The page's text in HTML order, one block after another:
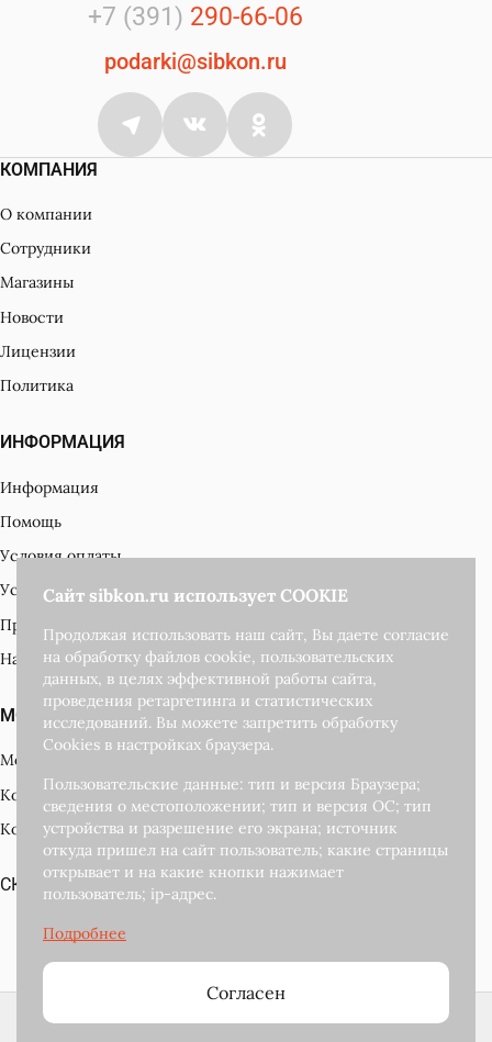
+7 (391) 290-66-06
podarki@sibkon.ru
КОМПАНИЯ
О компании
Сотрудники
Магазины
Новости
Лицензии
Политика
ИНФОРМАЦИЯ
Информация
Помощь
Условия оплаты
Условия доставки
Производители
Наши награды
МОЙ КАБИНЕТ
Мой кабинет
Корзина
Контакты
СКАЧАТЬ КАТАЛОГ ПОДАРКОВ
поддержка сайта
2018-2026 © Сибкон — интернет магазин новогодних
Сайт sibkon.ru использует COOKIE
Продолжая использовать наш сайт, Вы даете согласие
на обработку файлов cookie, пользовательских
данных, в целях эффективной работы сайта,
проведения ретаргетинга и статистических
исследований. Вы можете запретить обработку
Cookies в настройках браузера.
Пользовательские данные: тип и версия Браузера;
сведения о местоположении; тип и версия ОС; тип
устройства и разрешение его экрана; источник
откуда пришел на сайт пользователь; какие страницы
открывает и на какие кнопки нажимает
пользователь; ip-адрес.
Согласен